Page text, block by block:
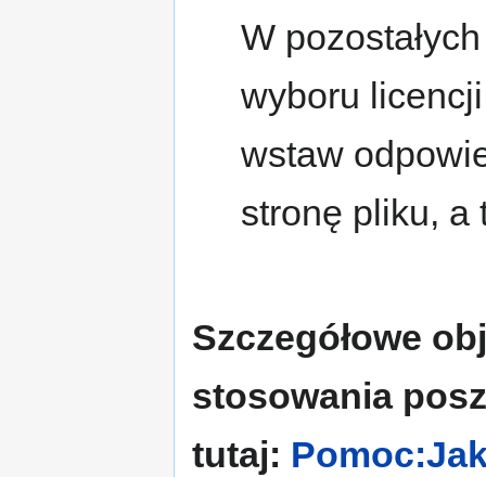
W
wyboru
wstaw
stronę pliku, a
Szczegółowe
stosowania
tutaj: